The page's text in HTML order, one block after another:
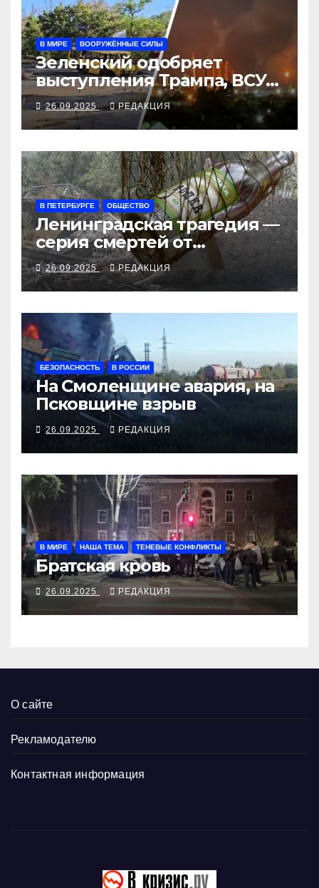
В МИРЕ ВООРУЖЁННЫЕ СИЛЫ
Зеленский одобряет
выступления Трампа, ВСУ
закрыли Добропольский
рубеж
26.09.2025 РЕДАКЦИЯ
В ПЕТЕРБУРГЕ ОБЩЕСТВО
Ленинградская трагедия —
серия смертей от
алкосуррогата
26.09.2025 РЕДАКЦИЯ
БЕЗОПАСНОСТЬ В РОССИИ
На Смоленщине авария, на
Псковщине взрыв
26.09.2025 РЕДАКЦИЯ
В МИРЕ НАША ТЕМА ТЕНЕВЫЕ КОНФЛИКТЫ
Братская кровь
26.09.2025 РЕДАКЦИЯ
О сайте
Рекламодателю
Контактная информация